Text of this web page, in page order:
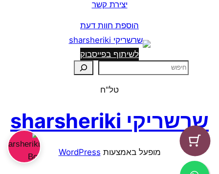
יצירת קשר
הוספת חוות דעת
לשיתוף בפייסבוק
טל"ח
שרשריקי sharsheriki
מופעל באמצעות ⁦ WordPress